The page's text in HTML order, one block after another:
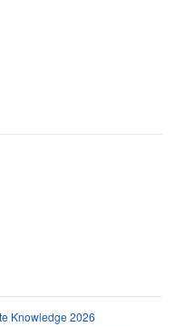
Knowledge 2026